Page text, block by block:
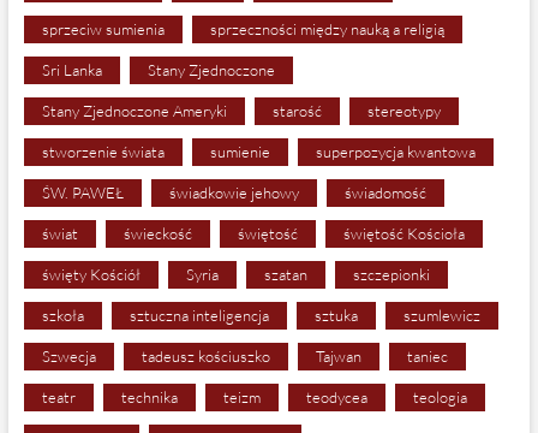
sprzeciw sumienia sprzeczności między nauką a religią
Sri Lanka Stany Zjednoczone
Stany Zjednoczone Ameryki starość stereotypy
stworzenie świata sumienie superpozycja kwantowa
ŚW. PAWEŁ świadkowie jehowy świadomość
świat świeckość świętość świętość Kościoła
święty Kościół Syria szatan szczepionki
szkoła sztuczna inteligencja sztuka szumlewicz
Szwecja tadeusz kościuszko Tajwan taniec
teatr technika teizm teodycea teologia